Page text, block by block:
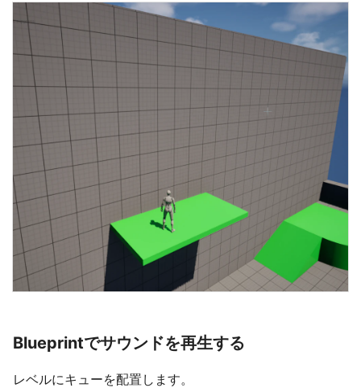
Blueprintでサウンドを再生する
レベルにキューを配置します。